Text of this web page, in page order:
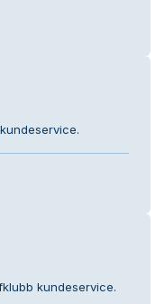
kundeservice.